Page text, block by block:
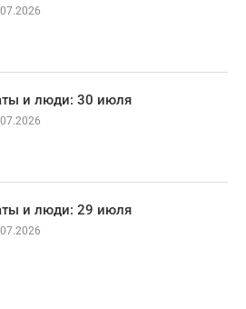
и люди: 30 июля
и люди: 29 июля